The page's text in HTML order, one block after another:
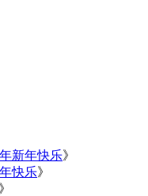
新年快乐》
快乐》
》